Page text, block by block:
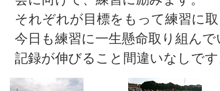
それぞれが目標をもって練習に
今日も練習に一生懸命取り組ん
記録が伸びること間違いなしで